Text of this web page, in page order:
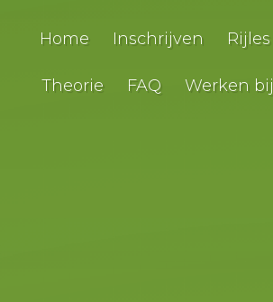
Home Inschrijven Rijles
Theorie FAQ Werken bij